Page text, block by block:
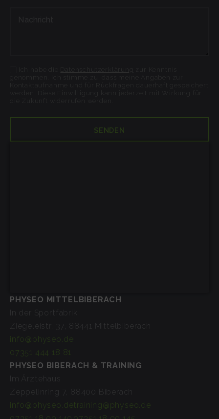
PHYSEO MITTELBIBERACH
In der Sportfabrik
Ziegeleistr. 37, 88441 Mittelbiberach
info@physeo.de
07351 444 18 81
PHYSEO BIBERACH & TRAINING
Im Ärztehaus
Zeppelinring 7, 88400 Biberach
info@physeo.detraining@physeo.de